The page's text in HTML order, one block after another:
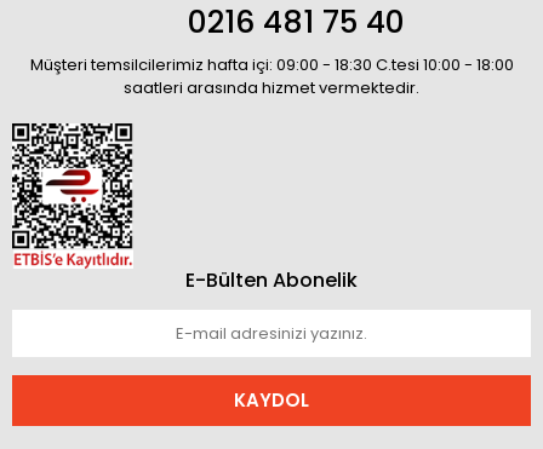
0216 481 75 40
Müşteri temsilcilerimiz hafta içi: 09:00 - 18:30 C.tesi 10:00 - 18:00
saatleri arasında hizmet vermektedir.
E-Bülten Abonelik
KAYDOL